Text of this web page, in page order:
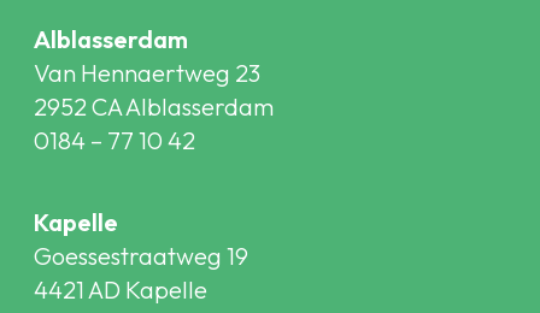
Alblasserdam
Van Hennaertweg 23
2952 CA Alblasserdam
0184 – 77 10 42
Kapelle
Goessestraatweg 19
4421 AD Kapelle